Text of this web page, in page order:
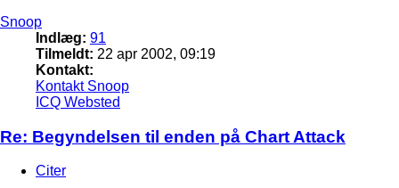
Snoop
Indlæg: 91
Tilmeldt: 22 apr 2002, 09:19
Kontakt:
Kontakt Snoop
ICQ Websted
Re: Begyndelsen til enden på Chart Attack
Citer